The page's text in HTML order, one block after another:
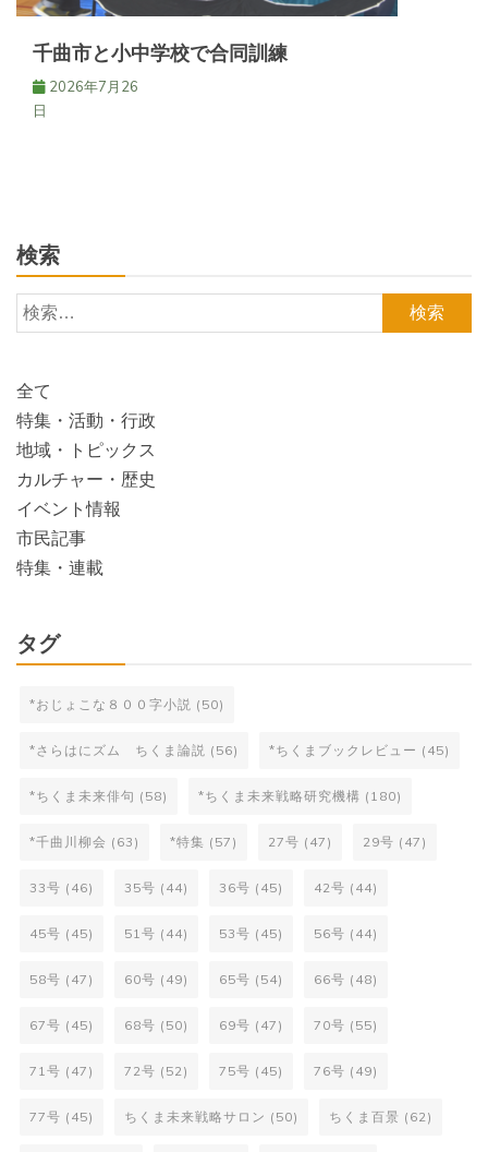
千曲市と小中学校で合同訓練
2026年7月26
日
検索
検
索:
全て
特集・活動・行政
地域・トピックス
カルチャー・歴史
イベント情報
市民記事
特集・連載
タグ
*おじょこな８００字小説 (50)
*さらはにズム ちくま論説 (56) *ちくまブックレビュー (45)
*ちくま未来俳句 (58) *ちくま未来戦略研究機構 (180)
*千曲川柳会 (63) *特集 (57) 27号 (47) 29号 (47)
33号 (46) 35号 (44) 36号 (45) 42号 (44)
45号 (45) 51号 (44) 53号 (45) 56号 (44)
58号 (47) 60号 (49) 65号 (54) 66号 (48)
67号 (45) 68号 (50) 69号 (47) 70号 (55)
71号 (47) 72号 (52) 75号 (45) 76号 (49)
77号 (45) ちくま未来戦略サロン (50) ちくま百景 (62)